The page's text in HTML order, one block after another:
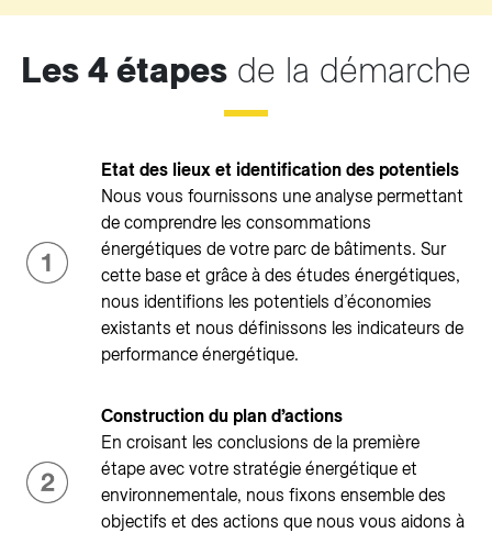
Les 4 étapes de la démarche
Etat des lieux et identification des potentiels
Nous vous fournissons une analyse permettant
de comprendre les consommations
énergétiques de votre parc de bâtiments. Sur
cette base et grâce à des études énergétiques,
nous identifions les potentiels d’économies
existants et nous définissons les indicateurs de
performance énergétique.
Construction du plan d’actions
En croisant les conclusions de la première
étape avec votre stratégie énergétique et
environnementale, nous fixons ensemble des
objectifs et des actions que nous vous aidons à